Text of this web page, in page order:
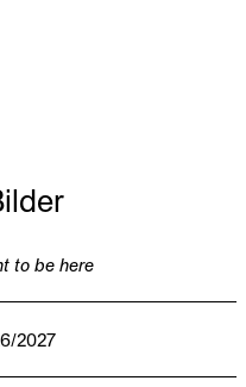
to be here
2027